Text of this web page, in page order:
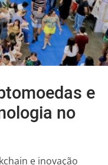
e
no
e inovação